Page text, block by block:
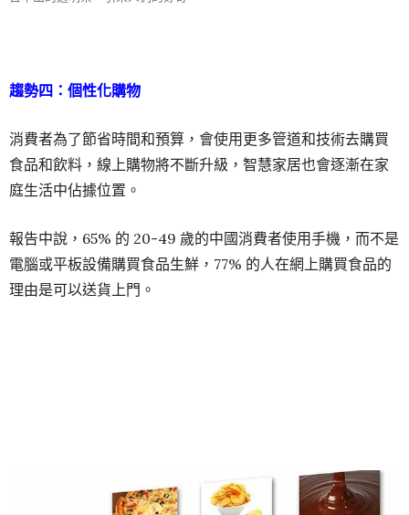
趨勢四：個性化購物
消費者為了節省時間和預算，會使用更多管道和技術去購買
食品和飲料，線上購物將不斷升級，智慧家居也會逐漸在家
庭生活中佔據位置。
報告中說，65% 的 20-49 歲的中國消費者使用手機，而不是
電腦或平板設備購買食品生鮮，77% 的人在網上購買食品的
理由是可以送貨上門。